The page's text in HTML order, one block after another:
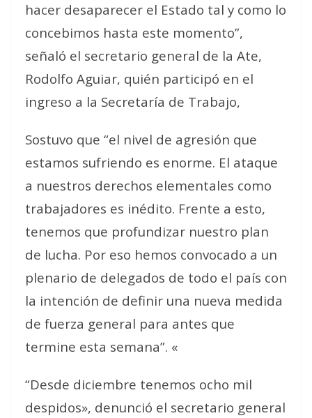
hacer desaparecer el Estado tal y como lo
concebimos hasta este momento”,
señaló el secretario general de la Ate,
Rodolfo Aguiar, quién participó en el
ingreso a la Secretaría de Trabajo,
Sostuvo que “el nivel de agresión que
estamos sufriendo es enorme. El ataque
a nuestros derechos elementales como
trabajadores es inédito. Frente a esto,
tenemos que profundizar nuestro plan
de lucha. Por eso hemos convocado a un
plenario de delegados de todo el país con
la intención de definir una nueva medida
de fuerza general para antes que
termine esta semana”. «
“Desde diciembre tenemos ocho mil
despidos», denunció el secretario general